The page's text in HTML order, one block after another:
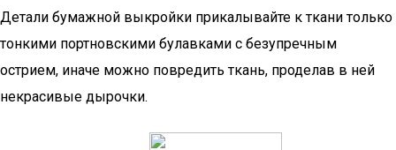
Детали бумажной выкройки прикалывайте к ткани только
тонкими портновскими булавками с безупречным
острием, иначе можно повредить ткань, проделав в ней
некрасивые дырочки.